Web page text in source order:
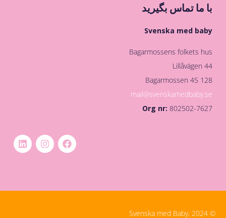
با ما تماس بگیرید
Svenska med baby
Bagarmossens folkets hus
Lillåvägen 44
128 45 Bagarmossen
mail@svenskamedbaby.se
Org nr:802502-7627
© Svenska med Baby, 2024